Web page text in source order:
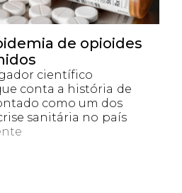
de opioides
científico
conta a história de
como um dos
sanitária no país